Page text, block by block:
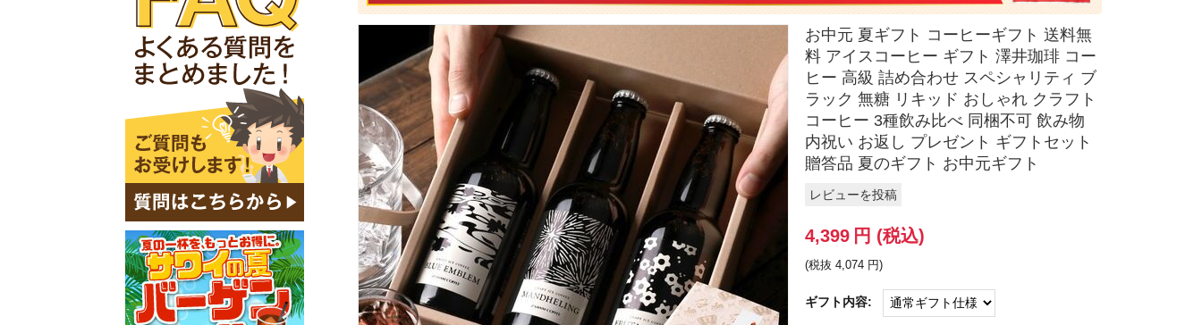
お中元 夏ギフト コーヒーギフト 送料無
料 アイスコーヒー ギフト 澤井珈琲 コー
ヒー 高級 詰め合わせ スペシャリティ ブ
ラック 無糖 リキッド おしゃれ クラフト
コーヒー 3種飲み比べ 同梱不可 飲み物
内祝い お返し プレゼント ギフトセット
贈答品 夏のギフト お中元ギフト
レビューを投稿
4,399 円 (税込)
(税抜 4,074 円)
ギフト内容: